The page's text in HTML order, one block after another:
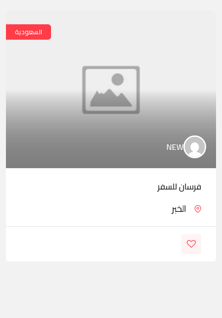
السعودية
NEW
فرسان للسفر
الخبر